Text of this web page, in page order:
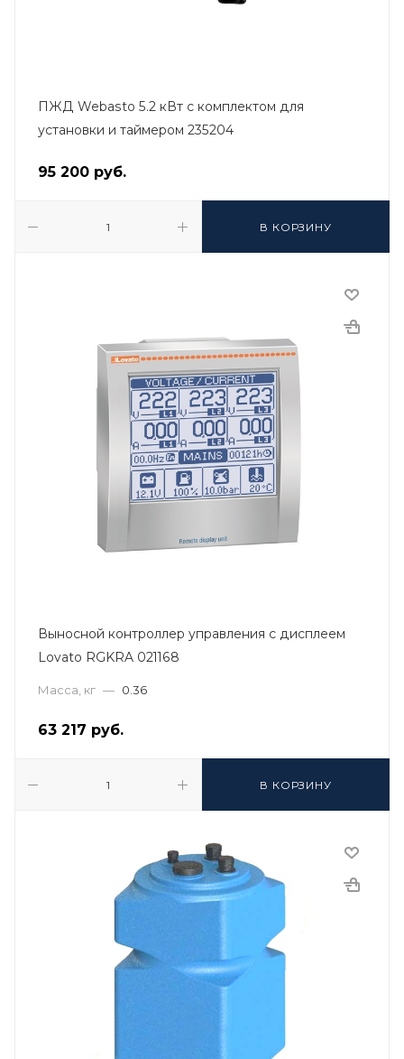
ПЖД Webasto 5.2 кВт с комплектом для
установки и таймером 235204
95 200 руб.
В КОРЗИНУ
Выносной контроллер управления с дисплеем
Lovato RGKRA 021168
Масса, кг — 0.36
63 217 руб.
В КОРЗИНУ